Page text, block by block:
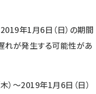
年1月6日（日）の期間
れが発生する可能性があ
～2019年1月6日（日）